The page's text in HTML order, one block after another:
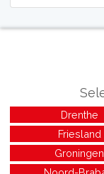
Drenthe
Friesland
Groningen